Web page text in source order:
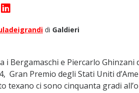
di Galdieri
i Bergamaschi e Piercarlo Ghinzani
Gran Premio degli Stati Uniti
texano ci sono cinquanta gradi